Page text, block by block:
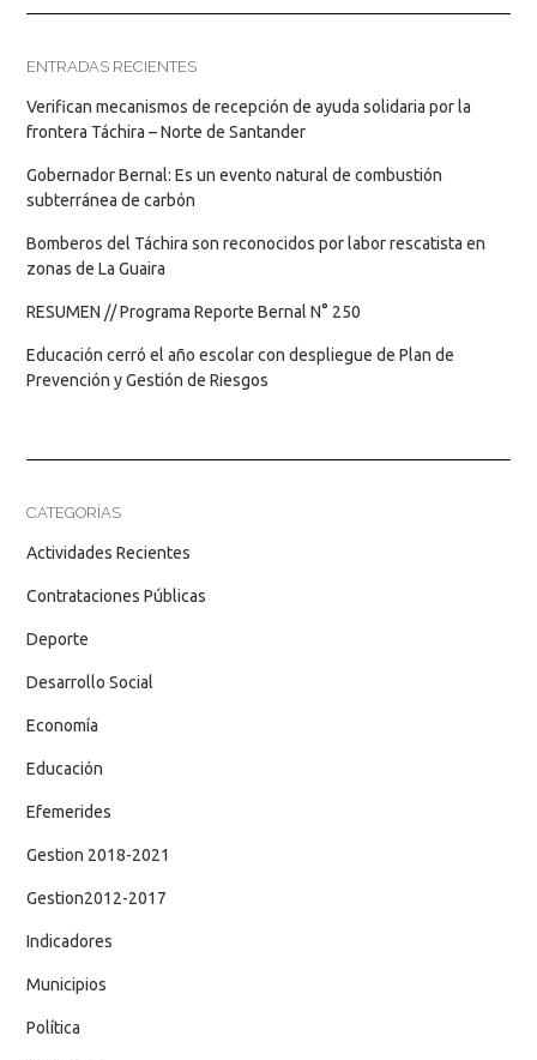
ENTRADAS RECIENTES
Verifican mecanismos de recepción de ayuda solidaria por la
frontera Táchira – Norte de Santander
Gobernador Bernal: Es un evento natural de combustión
subterránea de carbón
Bomberos del Táchira son reconocidos por labor rescatista en
zonas de La Guaira
RESUMEN // Programa Reporte Bernal N° 250
Educación cerró el año escolar con despliegue de Plan de
Prevención y Gestión de Riesgos
CATEGORÍAS
Actividades Recientes
Contrataciones Públicas
Deporte
Desarrollo Social
Economía
Educación
Efemerides
Gestion 2018-2021
Gestion2012-2017
Indicadores
Municipios
Política